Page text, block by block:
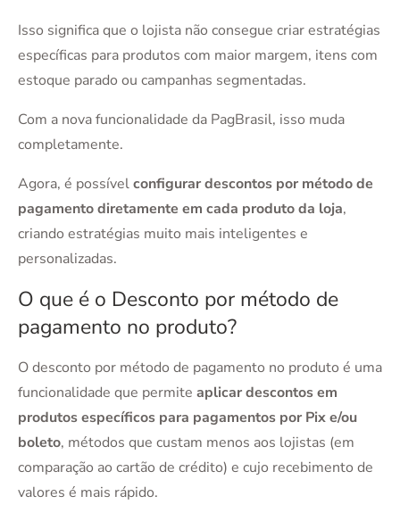
Isso significa que o lojista não consegue criar estratégias
específicas para produtos com maior margem, itens com
estoque parado ou campanhas segmentadas.
Com a nova funcionalidade da PagBrasil, isso muda
completamente.
Agora, é possívelconfigurar descontos por método de
pagamento diretamente em cada produto da loja,
criando estratégias muito mais inteligentes e
personalizadas.
O que é o Desconto por método de
pagamento no produto?
O desconto por método de pagamento no produto é uma
funcionalidade que permite aplicar descontos em
produtos específicos para pagamentos por Pix e/ou
boleto, métodos que custam menos aos lojistas (em
comparação ao cartão de crédito) e cujo recebimento de
valores é mais rápido.